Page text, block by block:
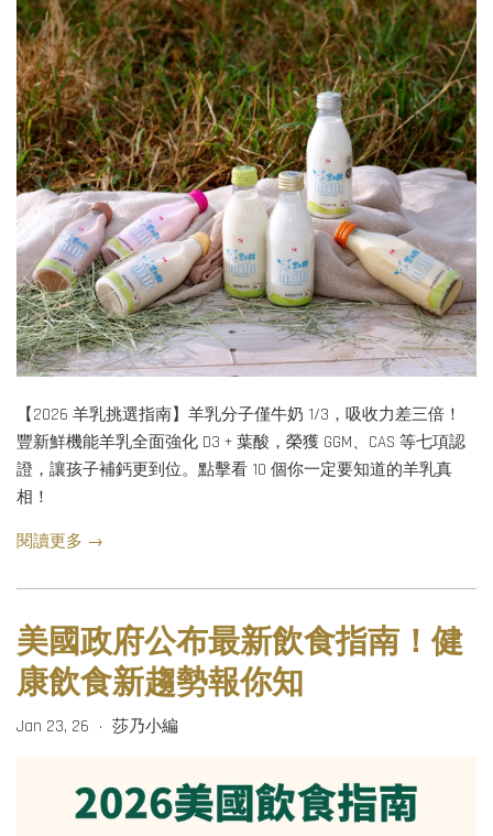
【2026 羊乳挑選指南】羊乳分子僅牛奶 1/3，吸收力差三倍！
豐新鮮機能羊乳全面強化 D3 + 葉酸，榮獲 GGM、CAS 等七項認
證，讓孩子補鈣更到位。點擊看 10 個你一定要知道的羊乳真
相！
閱讀更多 →
美國政府公布最新飲食指南！健
康飲食新趨勢報你知
Jan 23, 26 • 莎乃小編